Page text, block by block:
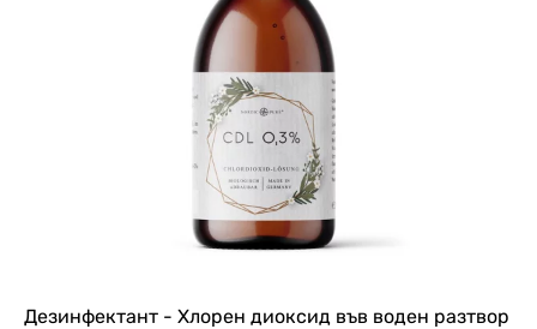
Дезинфектант - Хлорен диоксид във воден разтвор